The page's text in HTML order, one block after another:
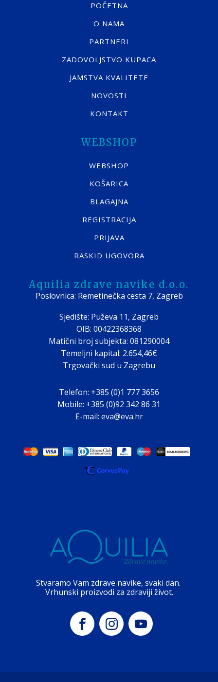
POČETNA
O NAMA
PARTNERI
ZADOVOLJSTVO KUPACA
JAMSTVA KVALITETE
NOVOSTI
KONTAKT
WEBSHOP
WEBSHOP
KOŠARICA
BLAGAJNA
REGISTRACIJA
PRIJAVA
RASKID UGOVORA
Aquilia zdrave navike d.o.o.
Poslovnica: Remetinečka cesta 7, Zagreb
Sjedište: Puževa 11, Zagreb
OIB: 00422368368
Matični broj subjekta: 081290004
Temeljni kapital: 2.654,46€
Trgovački sud u Zagrebu
Telefon: +385 (0)1 777 3656
Mobile: +385 (0)92 342 86 31
E-mail: eva@eva.hr
Stvaramo Vam zdrave navike, svaki dan.
Vrhunski proizvodi za zdraviji život.